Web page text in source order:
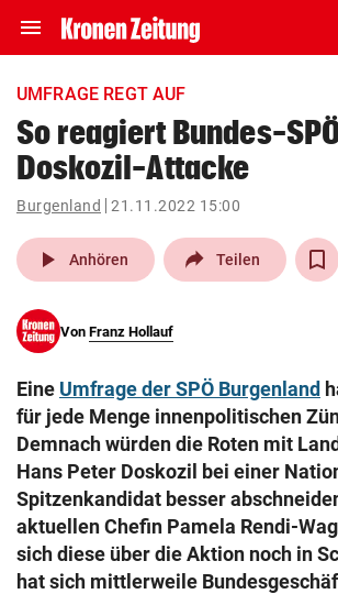
menu Navigation
ein-/ausklappen
account_circle Anmelden
pin_drop
Wien
search
eingeben
© Krone Multimedia GmbH & Co KG 2026
Muthgasse 2, 1190 Wien
UMFRAGE REGT AUF
So reagiert Bundes-
Doskozil-Attacke
Burgenland 21.11.2022 15:00
play_arrow Anhören Teilen
Von Franz Hollauf
Eine Umfrage der SPÖ Burgenland
für jede Menge innenpolitischen
Demnach würden die Roten mit
Hans Peter Doskozil bei einer
Spitzenkandidat besser
aktuellen Chefin Pamela Rendi-
sich diese über die Aktion noch in
hat sich mittlerweile